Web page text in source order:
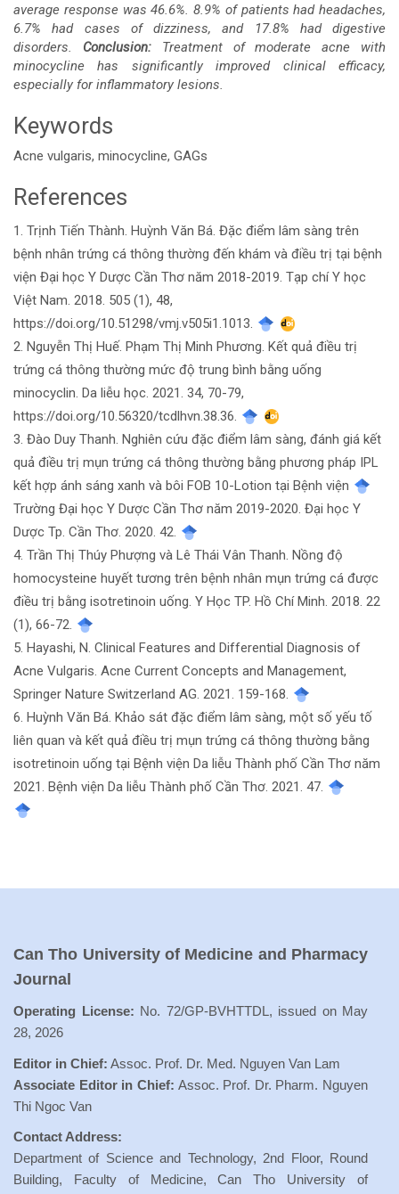
average response was 46.6%. 8.9% of patients had headaches,
6.7% had cases of dizziness, and 17.8% had digestive
disorders. Conclusion:Treatment of moderate acne with
minocycline has significantly improved clinical efficacy,
especially for inflammatory lesions.
Keywords
Acne vulgaris, minocycline, GAGs
Article
Details
References
1. Trịnh Tiến Thành. Huỳnh Văn Bá. Đặc điểm lâm sàng trên
bệnh nhân trứng cá thông thường đến khám và điều trị tại bệnh
viện Đại học Y Dược Cần Thơ năm 2018-2019. Tạp chí Y học
Việt Nam. 2018. 505 (1), 48,
https://doi.org/10.51298/vmj.v505i1.1013.
2. Nguyễn Thị Huế. Phạm Thị Minh Phương. Kết quả điều trị
trứng cá thông thường mức độ trung bình bằng uống
minocyclin. Da liễu học. 2021. 34, 70-79,
https://doi.org/10.56320/tcdlhvn.38.36.
3. Đào Duy Thanh. Nghiên cứu đặc điểm lâm sàng, đánh giá kết
quả điều trị mụn trứng cá thông thường bằng phương pháp IPL
kết hợp ánh sáng xanh và bôi FOB 10-Lotion tại Bệnh viện
Trường Đại học Y Dược Cần Thơ năm 2019-2020. Đại học Y
Dược Tp. Cần Thơ. 2020. 42.
4. Trần Thị Thúy Phượng và Lê Thái Vân Thanh. Nồng độ
homocysteine huyết tương trên bệnh nhân mụn trứng cá được
điều trị bằng isotretinoin uống. Y Học TP. Hồ Chí Minh. 2018. 22
(1), 66-72.
5. Hayashi, N. Clinical Features and Differential Diagnosis of
Acne Vulgaris. Acne Current Concepts and Management,
Springer Nature Switzerland AG. 2021. 159-168.
6. Huỳnh Văn Bá. Khảo sát đặc điểm lâm sàng, một số yếu tố
liên quan và kết quả điều trị mụn trứng cá thông thường bằng
isotretinoin uống tại Bệnh viện Da liễu Thành phố Cần Thơ năm
2021. Bệnh viện Da liễu Thành phố Cần Thơ. 2021. 47.
Can Tho University of Medicine and Pharmacy
Journal
Operating License: No. 72/GP-BVHTTDL, issued on May
28, 2026
Editor in Chief: Assoc. Prof. Dr. Med. Nguyen Van Lam
Associate Editor in Chief: Assoc. Prof. Dr. Pharm. Nguyen
Thi Ngoc Van
Contact Address:
Department of Science and Technology, 2nd Floor, Round
Building, Faculty of Medicine, Can Tho University of